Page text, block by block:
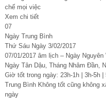
chế mọi việc
Xem chi tiết
07
Ngày Trung Bình
Thứ Sáu Ngày 3/02/2017
07/01/2017 âm lịch – Ngày
Ngày Tân Dậu, Tháng Nhâm Đần,
Giờ tốt trong ngày: 23h-1h | 3h-5h |
Trung Bình Không tốt cũng không
ngày